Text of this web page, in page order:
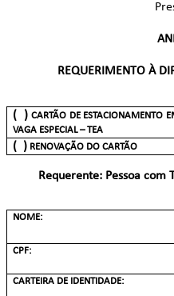
REQUERIMENTO À
( ) CARTÃO DE ESTACIONAMENTO
VAGA ESPECIAL – TEA
( ) RENOVAÇÃO DO CARTÃO
Requerente: Pessoa com
NOME:
CPF:
CARTEIRA DE IDENTIDADE: